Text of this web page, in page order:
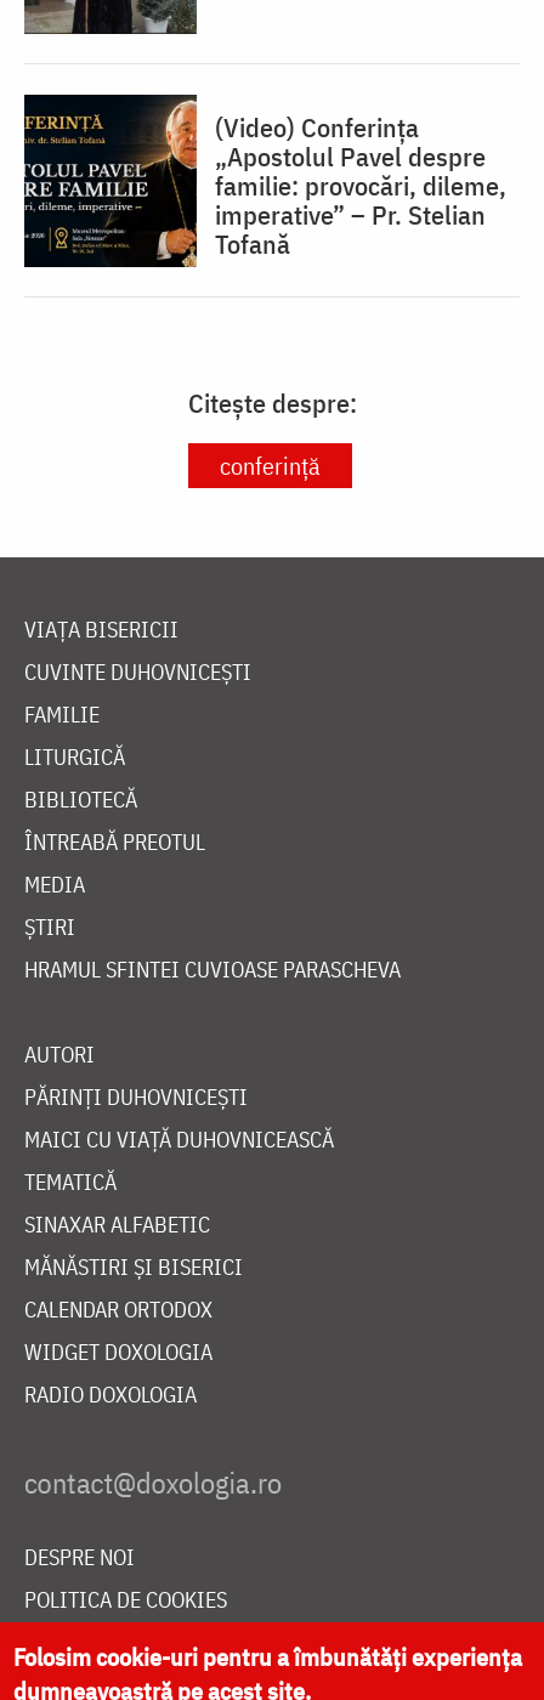
(Video) Conferința
„Apostolul Pavel despre
familie: provocări, dileme,
imperative” – Pr. Stelian
Tofană
Citește despre:
conferință
VIAȚA BISERICII
CUVINTE DUHOVNICEȘTI
FAMILIE
LITURGICĂ
BIBLIOTECĂ
ÎNTREABĂ PREOTUL
MEDIA
ȘTIRI
HRAMUL SFINTEI CUVIOASE PARASCHEVA
AUTORI
PĂRINȚI DUHOVNICEȘTI
MAICI CU VIAȚĂ DUHOVNICEASCĂ
TEMATICĂ
SINAXAR ALFABETIC
MĂNĂSTIRI ȘI BISERICI
CALENDAR ORTODOX
WIDGET DOXOLOGIA
RADIO DOXOLOGIA
DESPRE NOI
POLITICA DE COOKIES
DONEAZĂ ONLINE PENTRU CATEDRALA NAȚIONALĂ
Folosim cookie-uri pentru a îmbunătăți experiența
dumneavoastră pe acest site.